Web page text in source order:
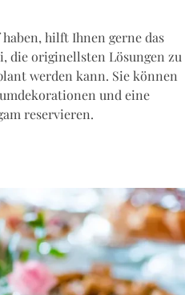
hilft Ihnen gerne das
die originellsten Lösungen zu
werden kann. Sie können
und eine
reservieren.